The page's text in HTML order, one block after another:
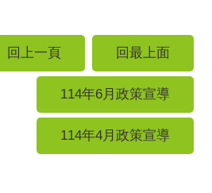
回上一頁
回最上面
114年6月政策宣導
114年4月政策宣導